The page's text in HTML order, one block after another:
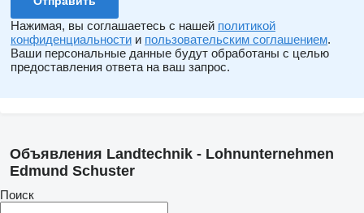
Нажимая, вы соглашаетесь с нашей политикой
конфиденциальности и пользовательским соглашением.
Ваши персональные данные будут обработаны с целью
предоставления ответа на ваш запрос.
Объявления Landtechnik - Lohnunternehmen
Edmund Schuster
Поиск